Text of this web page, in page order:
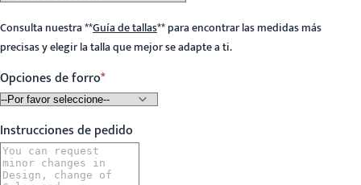
Consulta nuestra**Guía de tallas**para encontrar las medidas más
precisas y elegir la talla que mejor se adapte a ti.
Opciones de forro
Instrucciones de pedido